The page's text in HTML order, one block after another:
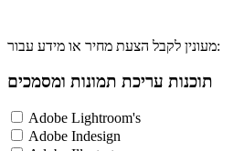
מעונין לקבל הצעת מחיר או מידע עבור:
תוכנות עריכת תמונות ומסמכים
Adobe Lightroom's
Adobe Indesign